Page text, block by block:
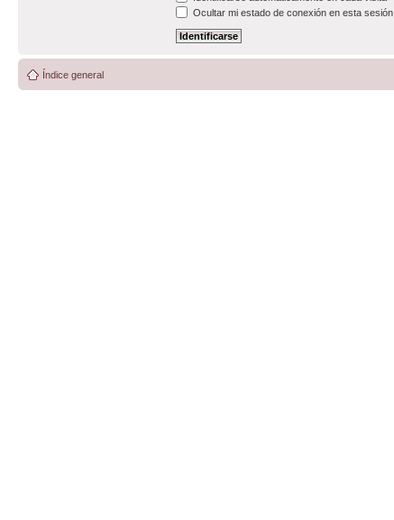
Ocultar mi estado de conexión en esta sesión
Índice general